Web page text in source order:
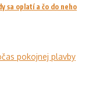
sa oplatí a čo do neho